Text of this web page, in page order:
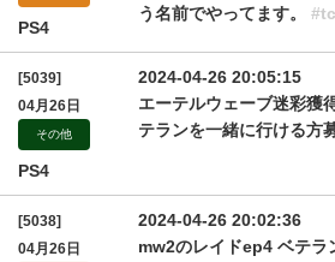
PS4
う名前でやってます。
[5039]
04月26日
その他
PS4
2024-04-26 20:05:15
エーテルウェーブ迷彩獲
テランを一緒に行ける方
[5038]
04月26日
2024-04-26 20:02:36
mw2のレイドep4 ベテラ